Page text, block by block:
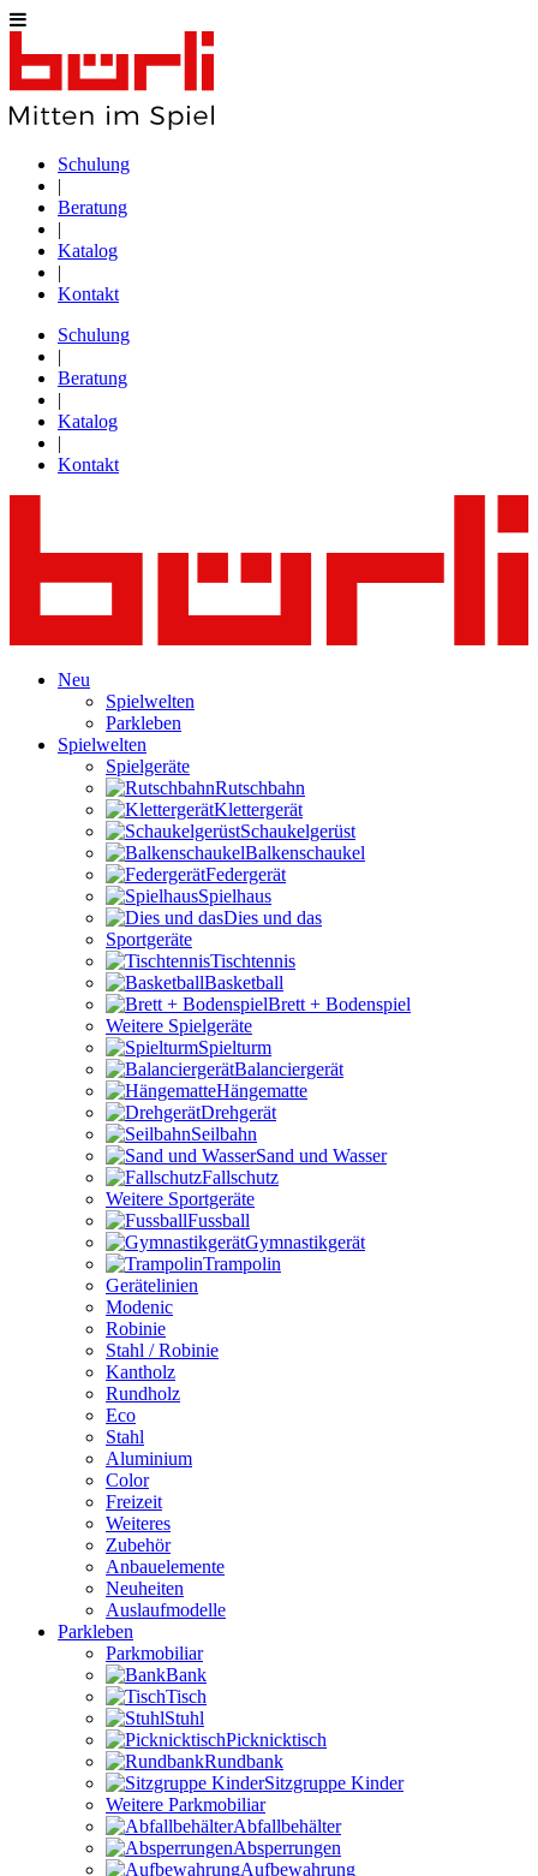
Schulung
|
Beratung
|
Katalog
|
Kontakt
Schulung
|
Beratung
|
Katalog
|
Kontakt
Neu
Spielwelten
Parkleben
Spielwelten
Spielgeräte
Rutschbahn
Klettergerät
Schaukelgerüst
Balkenschaukel
Federgerät
Spielhaus
Dies und das
Sportgeräte
Tischtennis
Basketball
Brett + Bodenspiel
Weitere Spielgeräte
Spielturm
Balanciergerät
Hängematte
Drehgerät
Seilbahn
Sand und Wasser
Fallschutz
Weitere Sportgeräte
Fussball
Gymnastikgerät
Trampolin
Gerätelinien
Modenic
Robinie
Stahl / Robinie
Kantholz
Rundholz
Eco
Stahl
Aluminium
Color
Freizeit
Weiteres
Zubehör
Anbauelemente
Neuheiten
Auslaufmodelle
Parkleben
Parkmobiliar
Bank
Tisch
Stuhl
Picknicktisch
Rundbank
Sitzgruppe Kinder
Weitere Parkmobiliar
Abfallbehälter
Absperrungen
Aufbewahrung